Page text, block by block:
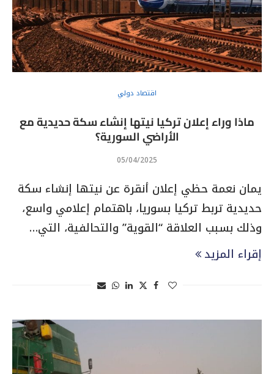
اقتصاد دولي
ماذا وراء إعلان تركيا نيتها إنشاء سكة حديدية مع
الأراضي السورية؟
05/04/2025
يمان نعمة حظي إعلان أنقرة عن نيتها إنشاء سكة
حديدية تربط تركيا بسوريا، باهتمام إعلامي واسع،
وذلك بسبب العلاقة “القوية” والتحالفية، التي…
إقراء المزيد